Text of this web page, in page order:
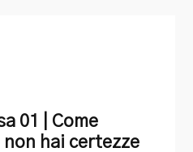
01 | Come
hai certezze